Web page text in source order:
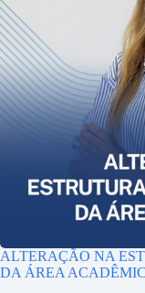
ALTERAÇÃO NA
DA ÁREA